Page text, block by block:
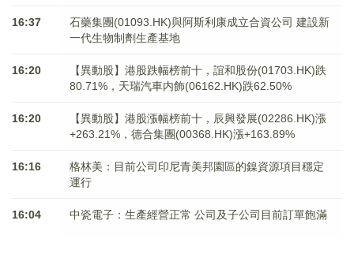
16:37
石藥集團(01093.HK)與阿斯利康成立合資公司 建設新
一代生物制劑生產基地
16:20
【異動股】港股跌幅榜前十，誼和股份(01703.HK)跌
80.71%，天瑞汽車内飾(06162.HK)跌62.50%
16:20
【異動股】港股漲幅榜前十，辰興發展(02286.HK)漲
+263.21%，德合集團(00368.HK)漲+163.89%
16:16
格林美：目前公司印尼青美邦園區的鎳資源項目穩定
運行
16:04 中瓷電子：生產經營正常 公司及子公司目前訂單飽滿